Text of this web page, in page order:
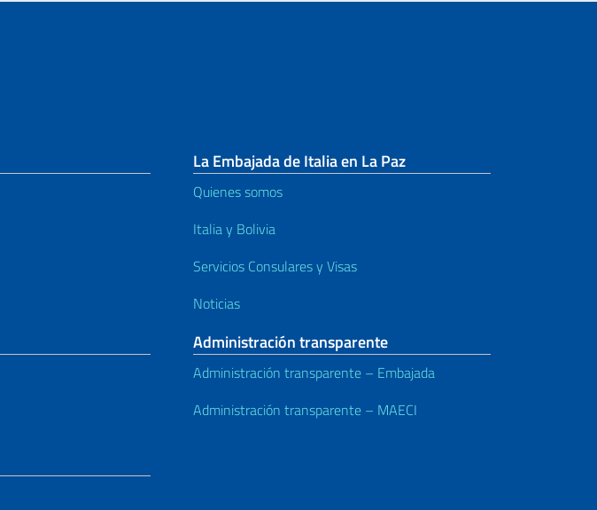
La Embajada de Italia en La Paz
Quienes somos
Italia y Bolivia
Servicios Consulares y Visas
Noticias
Administración transparente
Administración transparente – Embajada
Administración transparente – MAECI